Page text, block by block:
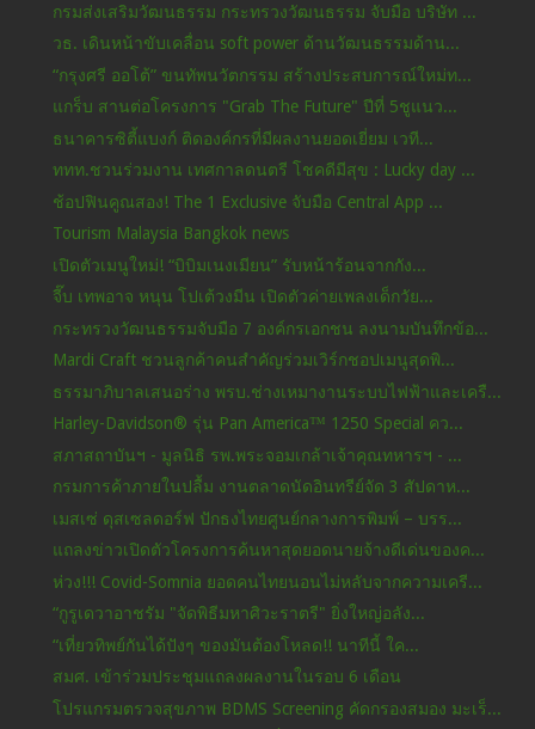
กรมส่งเสริมวัฒนธรรม กระทรวงวัฒนธรรม จับมือ บริษัท ...
วธ. เดินหน้าขับเคลื่อน soft power ด้านวัฒนธรรมด้าน...
“กรุงศรี ออโต้” ขนทัพนวัตกรรม สร้างประสบการณ์ใหม่ท...
แกร็บ สานต่อโครงการ "Grab The Future" ปีที่ 5ชูแนว...
ธนาคารซิตี้แบงก์ ติดองค์กรที่มีผลงานยอดเยี่ยม เวที...
ททท.ชวนร่วมงาน เทศกาลดนตรี โชคดีมีสุข : Lucky day ...
ช้อปฟินคูณสอง! The 1 Exclusive จับมือ Central App ...
Tourism Malaysia Bangkok news
เปิดตัวเมนูใหม่! “บิบิมเนงเมียน” รับหน้าร้อนจากกัง...
จี๊บ เทพอาจ หนุน โปเต้วงมีน เปิดตัวค่ายเพลงเด็กวัย...
กระทรวงวัฒนธรรมจับมือ 7 องค์กรเอกชน ลงนามบันทึกข้อ...
Mardi Craft ชวนลูกค้าคนสำคัญร่วมเวิร์กชอปเมนูสุดพิ...
ธรรมาภิบาลเสนอร่าง พรบ.ช่างเหมางานระบบไฟฟ้าและเครื...
Harley-Davidson® รุ่น Pan America™ 1250 Special คว...
สภาสถาบันฯ - มูลนิธิ รพ.พระจอมเกล้าเจ้าคุณทหารฯ - ...
กรมการค้าภายในปลื้ม งานตลาดนัดอินทรีย์จัด 3 สัปดาห...
เมสเซ่ ดุสเซลดอร์ฟ ปักธงไทยศูนย์กลางการพิมพ์ – บรร...
แถลงข่าวเปิดตัวโครงการค้นหาสุดยอดนายจ้างดีเด่นของค...
ห่วง!!! Covid-Somnia ยอดคนไทยนอนไม่หลับจากความเครี...
“กูรูเดวาอาชรัม "จัดพิธีมหาศิวะราตรี" ยิ่งใหญ่อลัง...
“เที่ยวทิพย์กันได้ปังๆ ของมันต้องโหลด!! นาทีนี้ ใค...
สมศ. เข้าร่วมประชุมแถลงผลงานในรอบ 6 เดือน
โปรแกรมตรวจสุขภาพ BDMS Screening คัดกรองสมอง มะเร็...